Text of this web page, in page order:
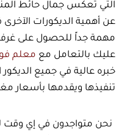
التي تعكس جمال حائط
عن أهمية الديكورات الآخرى
مهمة جداً للحصول على غرف
عليك بالتعامل مع معلم
خبره عالية في جميع
تنفيذها ويقدمها بأسعار
نحن متواجدون في إي وقت